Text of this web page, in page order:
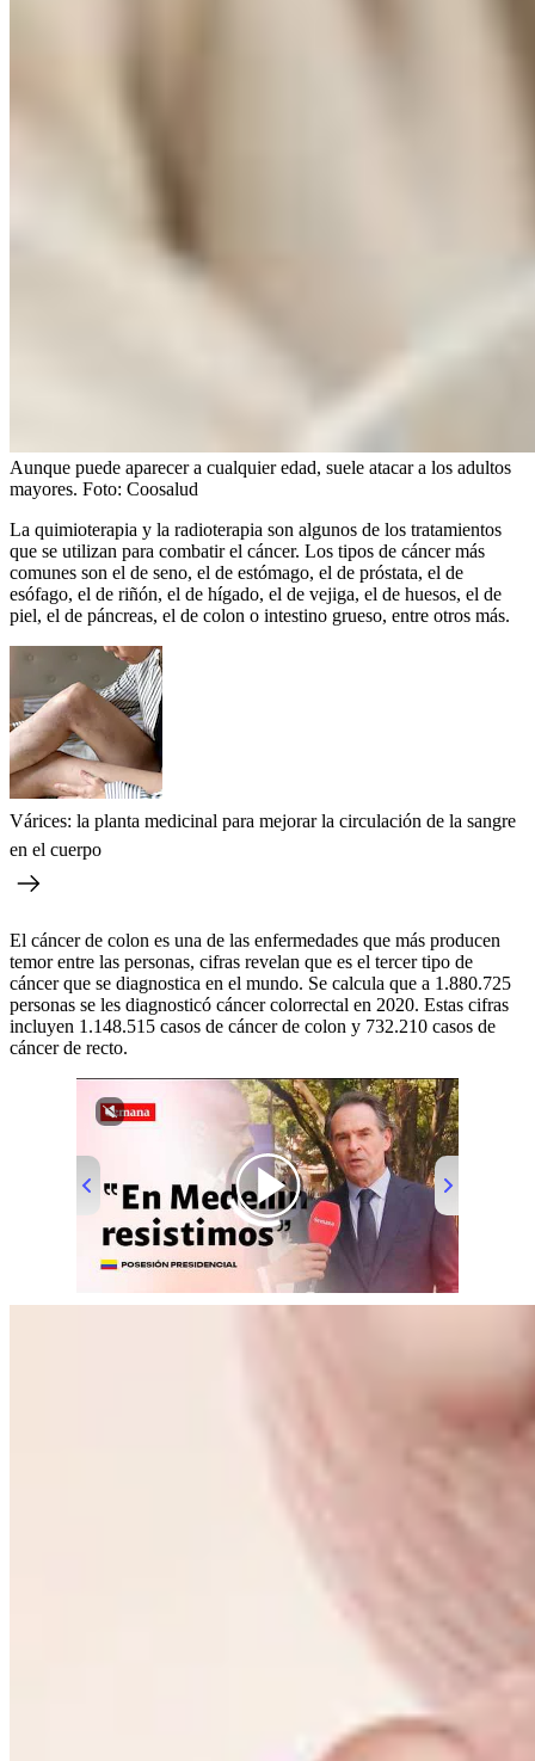
Aunque puede aparecer a cualquier edad, suele atacar a los adultos
mayores. Foto: Coosalud
La quimioterapia y la radioterapia son algunos de los tratamientos
que se utilizan para combatir el cáncer. Los tipos de cáncer más
comunes son el de seno, el de estómago, el de próstata, el de
esófago, el de riñón, el de hígado, el de vejiga, el de huesos, el de
piel, el de páncreas, el de colon o intestino grueso, entre otros más.
Várices: la planta medicinal para mejorar la circulación de la sangre
en el cuerpo
El cáncer de colon es una de las enfermedades que más producen
temor entre las personas, cifras revelan que es el tercer tipo de
cáncer que se diagnostica en el mundo. Se calcula que a 1.880.725
personas se les diagnosticó cáncer colorrectal en 2020. Estas cifras
incluyen 1.148.515 casos de cáncer de colon y 732.210 casos de
cáncer de recto.
00:00/04:12